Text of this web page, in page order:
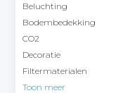
Beluchting
Bodembedekking
CO2
Decoratie
Filtermaterialen
Toon meer